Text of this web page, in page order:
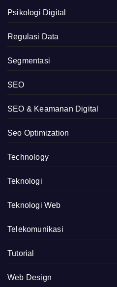
Psikologi Digital
Regulasi Data
Segmentasi
SEO
SEO & Keamanan Digital
Seo Optimization
Technology
Teknologi
Teknologi Web
Telekomunikasi
Tutorial
Web Design